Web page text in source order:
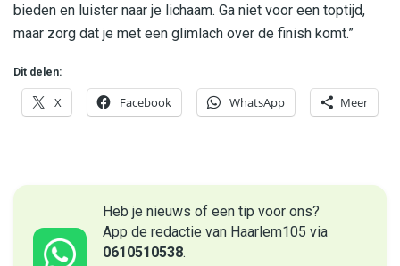
bieden en luister naar je lichaam. Ga niet voor een toptijd,
maar zorg dat je met een glimlach over de finish komt.”
Dit delen:
X Facebook WhatsApp Meer
Heb je nieuws of een tip voor ons?
App de redactie van Haarlem105 via
0610510538.